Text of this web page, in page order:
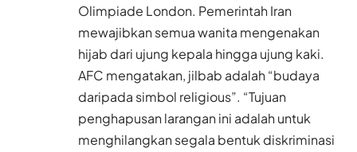
Olimpiade London. Pemerintah Iran
mewajibkan semua wanita mengenakan
hijab dari ujung kepala hingga ujung kaki.
AFC mengatakan, jilbab adalah “budaya
daripada simbol religious”. “Tujuan
penghapusan larangan ini adalah untuk
menghilangkan segala bentuk diskriminasi